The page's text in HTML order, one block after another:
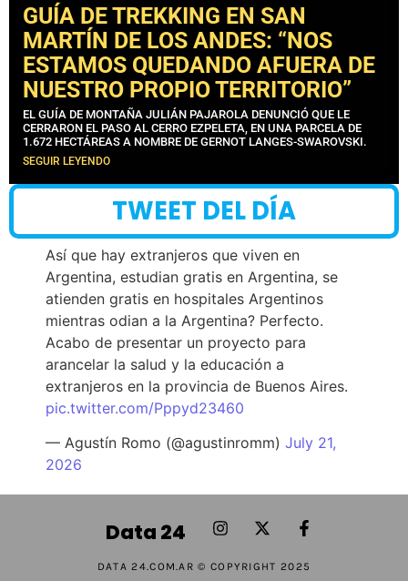
GUÍA DE TREKKING EN SAN
MARTÍN DE LOS ANDES: “NOS
ESTAMOS QUEDANDO AFUERA DE
NUESTRO PROPIO TERRITORIO”
EL GUÍA DE MONTAÑA JULIÁN PAJAROLA DENUNCIÓ QUE LE
CERRARON EL PASO AL CERRO EZPELETA, EN UNA PARCELA DE
1.672 HECTÁREAS A NOMBRE DE GERNOT LANGES-SWAROVSKI.
SEGUIR LEYENDO
TWEET DEL DÍA
Así que hay extranjeros que viven en
Argentina, estudian gratis en Argentina, se
atienden gratis en hospitales Argentinos
mientras odian a la Argentina? Perfecto.
Acabo de presentar un proyecto para
arancelar la salud y la educación a
extranjeros en la provincia de Buenos Aires.
pic.twitter.com/Pppyd23460
— Agustín Romo (@agustinromm) July 21,
2026
Data 24
DATA 24.COM.AR © COPYRIGHT 2025